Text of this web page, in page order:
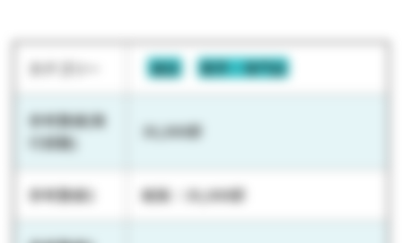
カテゴリー 雑誌 業界・専門誌
参考数値(発
行部数)
30,000部
参考数値2 紙版：30,000部